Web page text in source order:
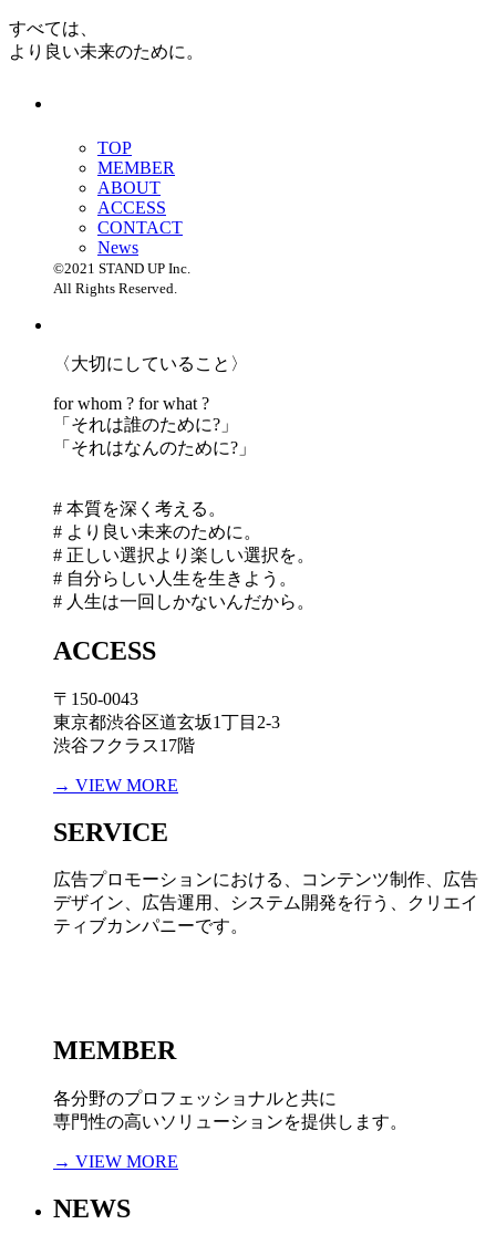
すべては、
より良い未来のために。
TOP
MEMBER
ABOUT
ACCESS
CONTACT
News
©2021 STAND UP Inc.
All Rights Reserved.
〈大切にしていること〉
for whom ? for what ?
「 それは誰のために?」
「 それはなんのために?」
# 本質を深く考える。
# より良い未来のために。
# 正しい選択より楽しい選択を。
# 自分らしい人生を生きよう。
# 人生は一回しかないんだから。
ACCESS
〒150-0043
東京都渋谷区道玄坂1丁目2-3
渋谷フクラス17階
→ VIEW MORE
SERVICE
広告プロモーションにおける、コンテンツ制作、広告
デザイン、広告運用、システム開発を行う、
クリエイ
ティブカンパニーです。
MEMBER
各分野のプロフェッショナルと共に
専門性の高いソリューションを提供します。
→ VIEW MORE
NEWS